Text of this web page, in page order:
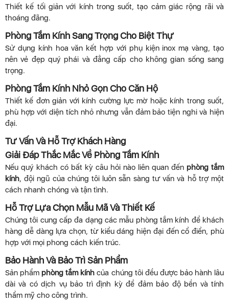
Thiết kế tối giản với kính trong suốt, tạo cảm giác rộng rãi và
thoáng đãng.
Phòng Tắm Kính Sang Trọng Cho Biệt Thự
Sử dụng kính hoa văn kết hợp với phụ kiện inox mạ vàng, tạo
nên vẻ đẹp quý phái và đẳng cấp cho không gian sống sang
trọng.
Phòng Tắm Kính Nhỏ Gọn Cho Căn Hộ
Thiết kế đơn giản với kính cường lực mờ hoặc kính trong suốt,
phù hợp với diện tích nhỏ nhưng vẫn đảm bảo tiện nghi và hiện
đại.
Tư Vấn Và Hỗ Trợ Khách Hàng
Giải Đáp Thắc Mắc Về Phòng Tắm Kính
Nếu quý khách có bất kỳ câu hỏi nào liên quan đến phòng tắm
kính, đội ngũ của chúng tôi luôn sẵn sàng tư vấn và hỗ trợ một
cách nhanh chóng và tận tình.
Hỗ Trợ Lựa Chọn Mẫu Mã Và Thiết Kế
Chúng tôi cung cấp đa dạng các mẫu phòng tắm kính để khách
hàng dễ dàng lựa chọn, từ kiểu dáng hiện đại đến cổ điển, phù
hợp với mọi phong cách kiến trúc.
Bảo Hành Và Bảo Trì Sản Phẩm
Sản phẩmphòng tắm kính của chúng tôi đều được bảo hành lâu
dài và có dịch vụ bảo trì định kỳ để đảm bảo độ bền và tính
thẩm mỹ cho công trình.